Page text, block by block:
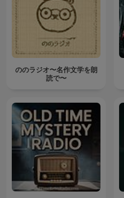
ののラジオ〜名作文学を朗
読で〜